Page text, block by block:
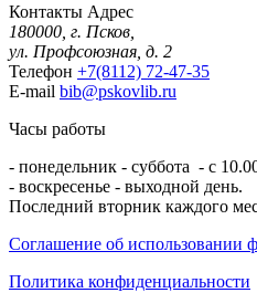
Контакты Адрес
180000, г. Псков,
ул. Профсоюзная, д. 2
Телефон +7(8112) 72-47-35
E-mail bib@pskovlib.ru
Часы работы
- понедельник - суббота - с
- воскресенье - выходной день.
Последний вторник каждого
Соглашение об использовании
Политика конфиденциальности